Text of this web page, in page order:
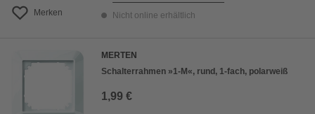
Merken Nicht online erhältlich
MERTEN
Schalterrahmen »1-M«, rund, 1-fach, polarweiß
1,99 €